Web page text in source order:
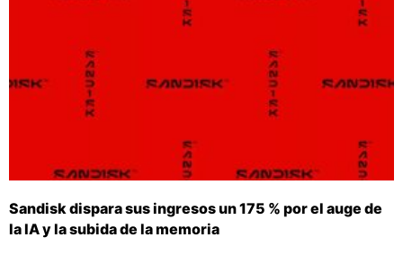
Sandisk dispara sus ingresos un 175 % por el auge de
la IA y la subida de la memoria